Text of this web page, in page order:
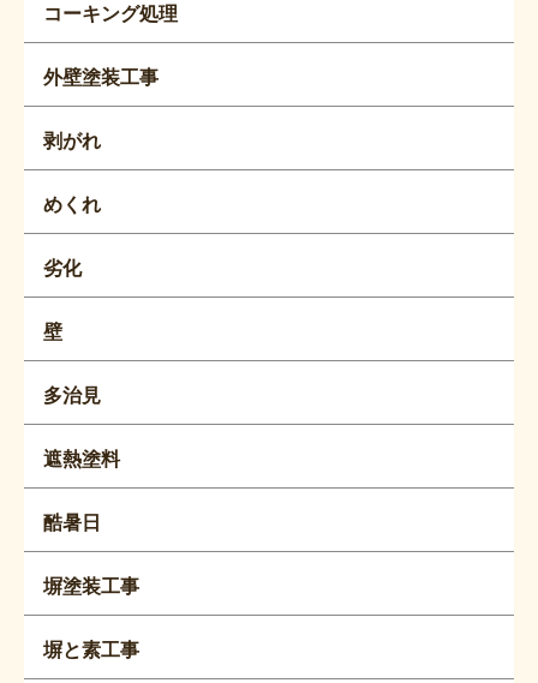
コーキング処理
外壁塗装工事
剥がれ
めくれ
劣化
壁
多治見
遮熱塗料
酷暑日
塀塗装工事
塀と素工事